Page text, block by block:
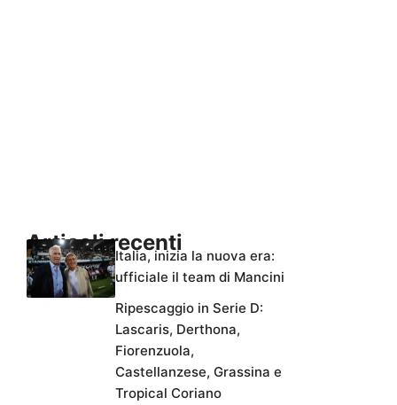
Articoli recenti
Italia, inizia la nuova era:
ufficiale il team di Mancini
Ripescaggio in Serie D:
Lascaris, Derthona,
Fiorenzuola,
Castellanzese, Grassina e
Tropical Coriano